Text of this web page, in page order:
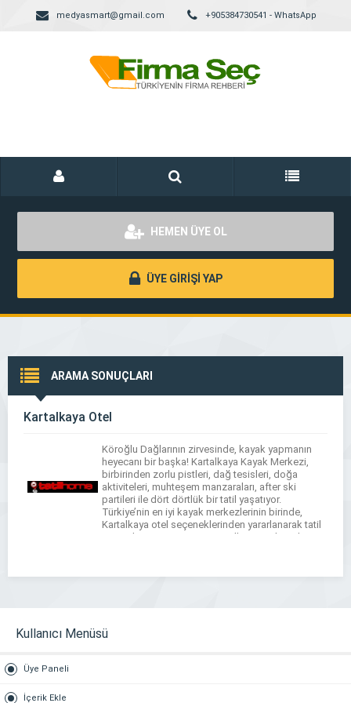
medyasmart@gmail.com +905384730541 - WhatsApp
HEMEN ÜYE OL
ÜYE GİRİŞİ YAP
ARAMA SONUÇLARI
Kartalkaya Otel
Köroğlu Dağlarının zirvesinde, kayak yapmanın
heyecanı bir başka! Kartalkaya Kayak Merkezi,
birbirinden zorlu pistleri, dağ tesisleri, doğa
aktiviteleri, muhteşem manzaraları, after ski
partileri ile dört dörtlük bir tatil yaşatıyor.
Türkiye’nin en iyi kayak merkezlerinin birinde,
Kartalkaya otel seçeneklerinden yararlanarak tatil
yapmak istemez misiniz? Otellerin pistlerinde
Abant […]
Kullanıcı Menüsü
Üye Paneli
İçerik Ekle